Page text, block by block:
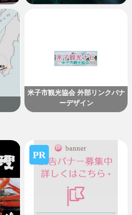
米子市観光協会 外部リンクバナ
ーデザイン
PR